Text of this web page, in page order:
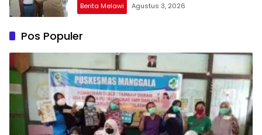
Berita Melawi Agustus 3, 2026
Pos Populer